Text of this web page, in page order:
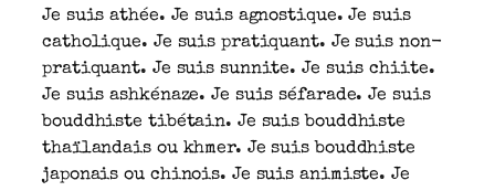
Je suis athée. Je suis agnostique. Je suis
catholique. Je suis pratiquant. Je suis non-
pratiquant. Je suis sunnite. Je suis chiite.
Je suis ashkénaze. Je suis séfarade. Je suis
bouddhiste tibétain. Je suis bouddhiste
thaïlandais ou khmer. Je suis bouddhiste
japonais ou chinois. Je suis animiste. Je